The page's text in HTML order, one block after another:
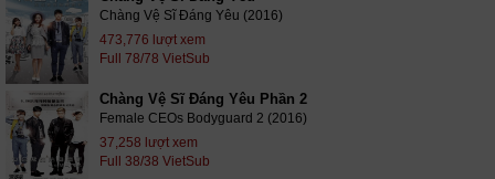
Chàng Vệ Sĩ Đáng Yêu (2016)
473,776 lượt xem
Full 78/78 VietSub
Chàng Vệ Sĩ Đáng Yêu Phần 2
Female CEOs Bodyguard 2 (2016)
37,258 lượt xem
Full 38/38 VietSub